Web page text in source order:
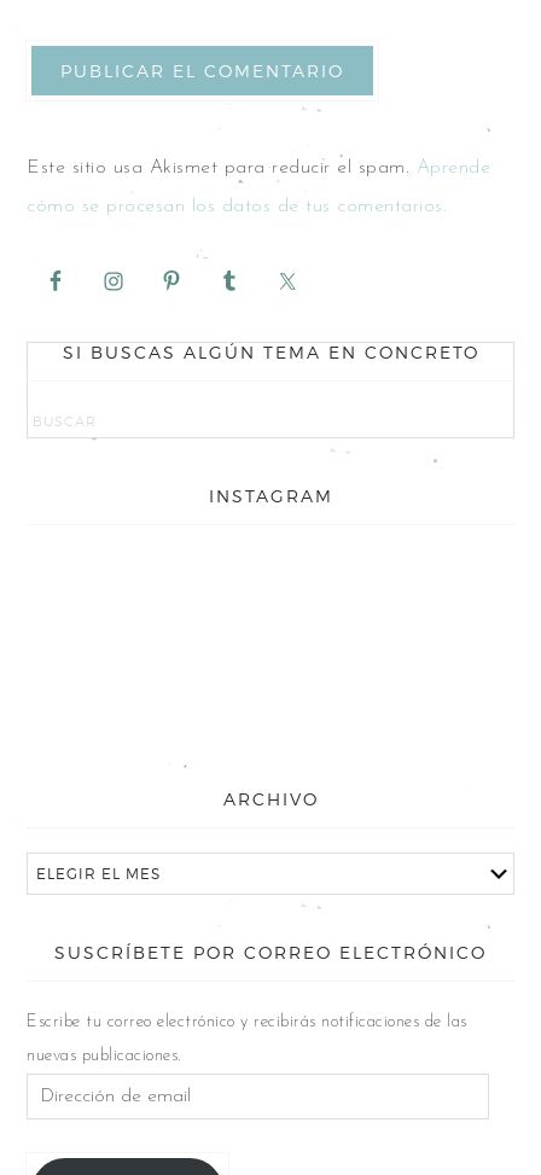
Este sitio usa Akismet para reducir el spam. Aprende
cómo se procesan los datos de tus comentarios.
SI BUSCAS ALGÚN TEMA EN CONCRETO
INSTAGRAM
ARCHIVO
SUSCRÍBETE POR CORREO ELECTRÓNICO
Escribe tu correo electrónico y recibirás notificaciones de las
nuevas publicaciones.